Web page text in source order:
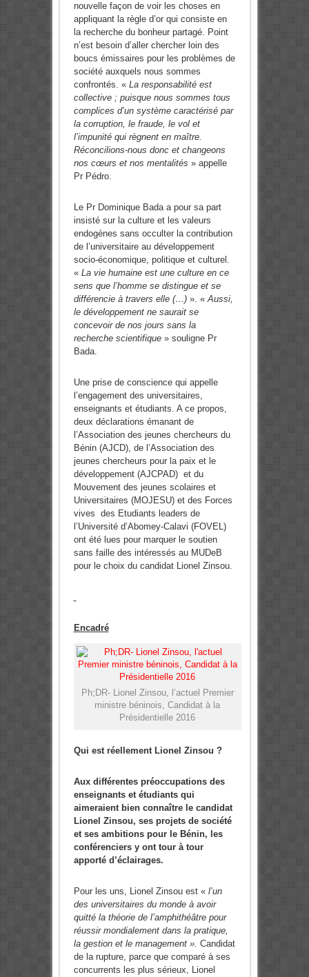
nouvelle façon de voir les choses en
appliquant la règle d’or qui consiste en
la recherche du bonheur partagé. Point
n’est besoin d’aller chercher loin des
boucs émissaires pour les problèmes de
société auxquels nous sommes
confrontés. « La responsabilité est
collective ; puisque nous sommes tous
complices d’un système caractérisé par
la corruption, le fraude, le vol et
l’impunité qui règnent en maître.
Réconcilions-nous donc et changeons
nos cœurs et nos mentalités » appelle
Pr Pédro.
Le Pr Dominique Bada a pour sa part
insisté sur la culture et les valeurs
endogènes sans occulter la contribution
de l’universitaire au développement
socio-économique, politique et culturel.
« La vie humaine est une culture en ce
sens que l’homme se distingue et se
différencie à travers elle (…)». «Aussi,
le développement ne saurait se
concevoir de nos jours sans la
recherche scientifique» souligne Pr
Bada.
Une prise de conscience qui appelle
l’engagement des universitaires,
enseignants et étudiants. A ce propos,
deux déclarations émanant de
l’Association des jeunes chercheurs du
Bénin (AJCD), de l’Association des
jeunes chercheurs pour la paix et le
développement (AJCPAD) et du
Mouvement des jeunes scolaires et
Universitaires (MOJESU) et des Forces
vives des Etudiants leaders de
l’Université d’Abomey-Calavi (FOVEL)
ont été lues pour marquer le soutien
sans faille des intéressés au MUDeB
pour le choix du candidat Lionel Zinsou.
Encadré
Ph;DR- Lionel Zinsou, l’actuel Premier
ministre béninois, Candidat à la
Présidentielle 2016
Qui est réellement Lionel Zinsou ?
Aux différentes préoccupations des
enseignants et étudiants qui
aimeraient bien connaître le candidat
Lionel Zinsou, ses projets de société
et ses ambitions pour le Bénin, les
conférenciers y ont tour à tour
apporté d’éclairages.
Pour les uns, Lionel Zinsou est « l’un
des universitaires du monde à avoir
quitté la théorie de l’amphithéâtre pour
réussir mondialement dans la pratique,
la gestion et le management ». Candidat
de la rupture, parce que comparé à ses
concurrents les plus sérieux, Lionel